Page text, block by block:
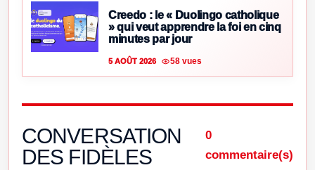
Creedo : le « Duolingo catholique
» qui veut apprendre la foi en cinq
minutes par jour
5 AOÛT 2026 58 vues
CONVERSATION
DES FIDÈLES
0
commentaire(s)